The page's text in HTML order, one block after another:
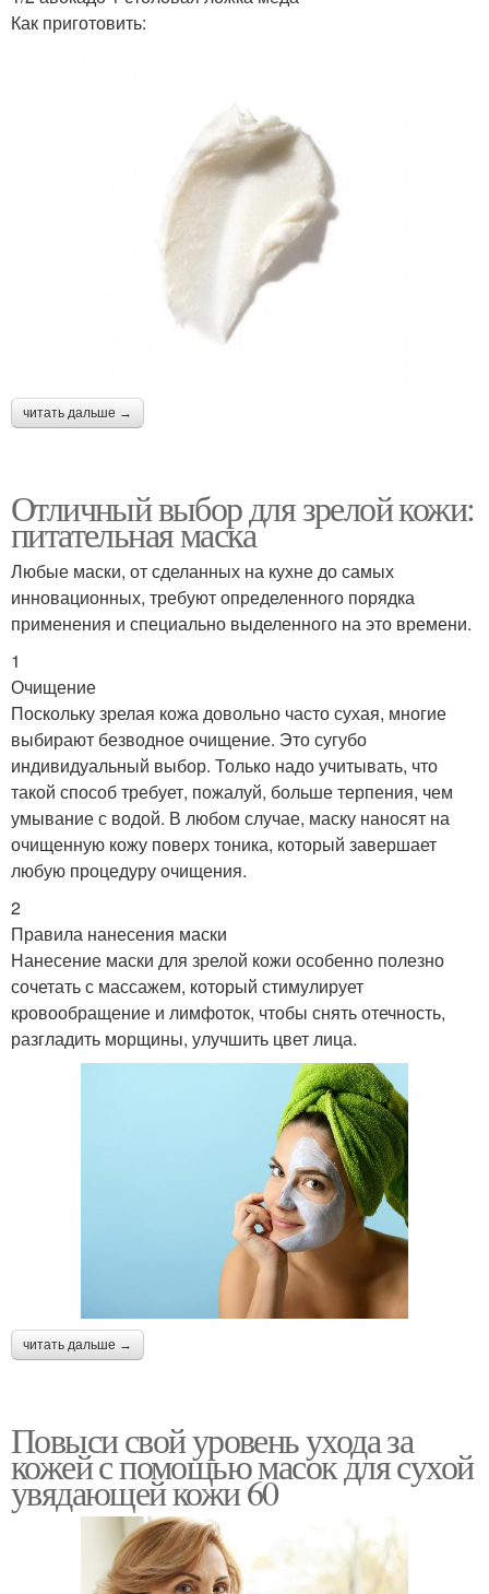
Как приготовить:
читать дальше →
Отличный выбор для зрелой кожи:
питательная маска
Любые маски, от сделанных на кухне до самых
инновационных, требуют определенного порядка
применения и специально выделенного на это времени.
1
Очищение
Поскольку зрелая кожа довольно часто сухая, многие
выбирают безводное очищение. Это сугубо
индивидуальный выбор. Только надо учитывать, что
такой способ требует, пожалуй, больше терпения, чем
умывание с водой. В любом случае, маску наносят на
очищенную кожу поверх тоника, который завершает
любую процедуру очищения.
2
Правила нанесения маски
Нанесение маски для зрелой кожи особенно полезно
сочетать с массажем, который стимулирует
кровообращение и лимфоток, чтобы снять отечность,
разгладить морщины, улучшить цвет лица.
читать дальше →
Повыси свой уровень ухода за
кожей с помощью масок для сухой
увядающей кожи 60